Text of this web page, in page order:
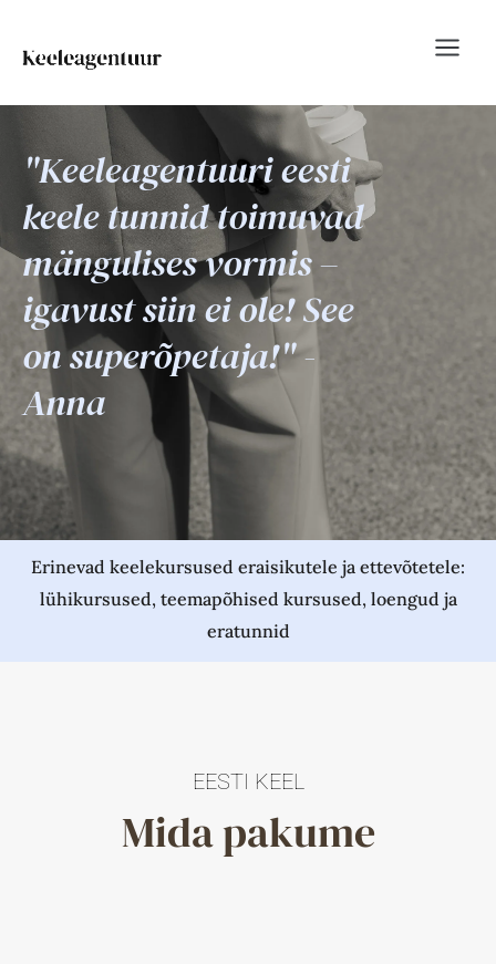
"Keeleagentuuri eesti
keele tunnid toimuvad
mängulises vormis –
igavust siin ei ole! See
on superõpetaja!" -
Anna
Erinevad keelekursused eraisikutele ja ettevõtetele:
lühikursused, teemapõhised kursused, loengud ja
eratunnid
EESTI KEEL
Mida pakume